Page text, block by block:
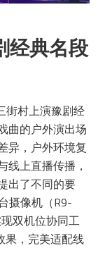
经典名段
街村上演豫剧经
曲的户外演出场
异，户外环境复
线上直播传播，
出了不同的要
摄像机（R9-
双机位协同工
果，完美适配线